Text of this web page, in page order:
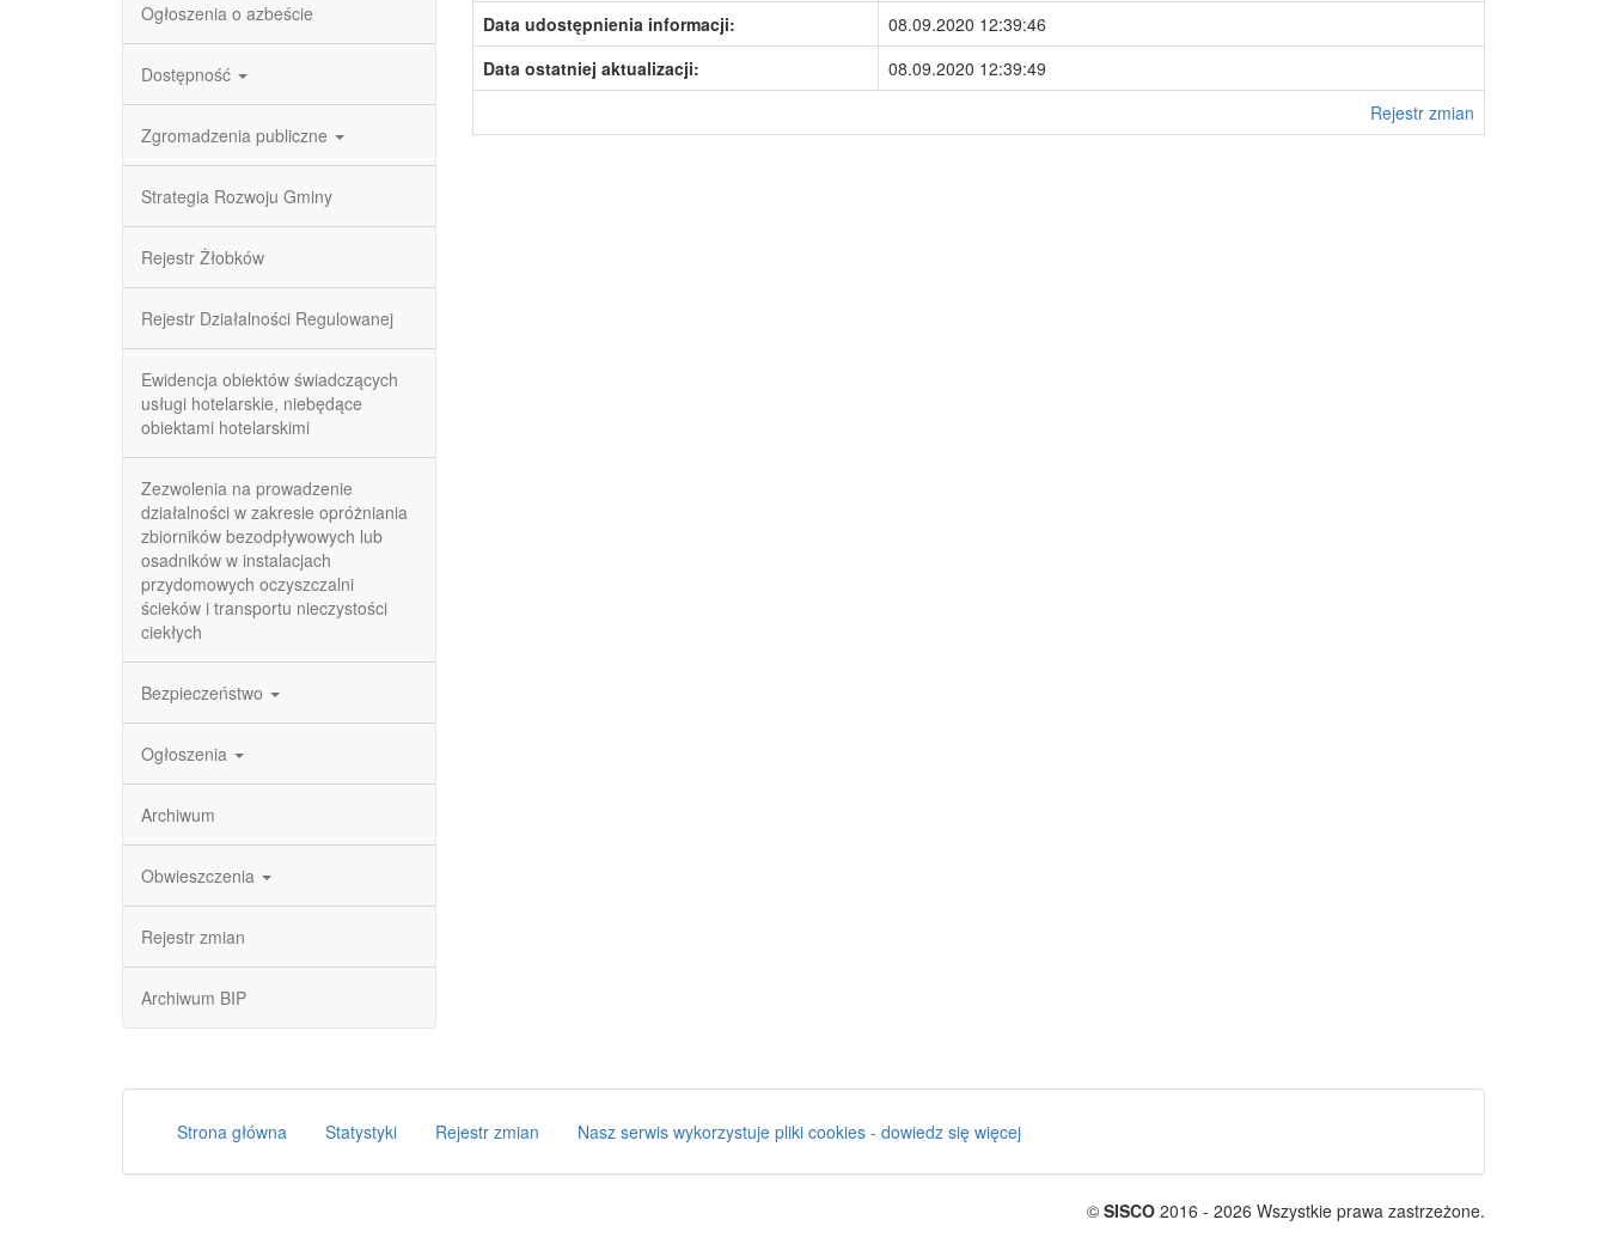
Ogłoszenia o azbeście
Dostępność
Zgromadzenia publiczne
Strategia Rozwoju Gminy
Rejestr Żłobków
Rejestr Działalności Regulowanej
Ewidencja obiektów świadczących
usługi hotelarskie, niebędące
obiektami hotelarskimi
Zezwolenia na prowadzenie
działalności w zakresie opróżniania
zbiorników bezodpływowych lub
osadników w instalacjach
przydomowych oczyszczalni
ścieków i transportu nieczystości
ciekłych
Bezpieczeństwo
Ogłoszenia
Archiwum
Obwieszczenia
Rejestr zmian
Archiwum BIP
Data udostępnienia informacji:
08.09.2020 12:39:46
Data ostatniej aktualizacji:
08.09.2020 12:39:49
Rejestr zmian
Strona główna Statystyki Rejestr zmian Nasz serwis wykorzystuje pliki cookies - dowiedz się więcej
© SISCO 2016 - 2026 Wszystkie prawa zastrzeżone.